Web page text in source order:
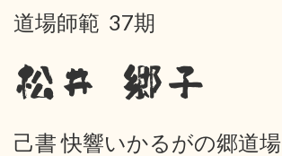
道場師範 37期
松井 郷子
己書 快響いかるがの郷道場